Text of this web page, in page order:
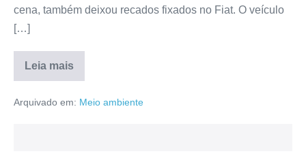
cena, também deixou recados fixados no Fiat. O veículo
[…]
Leia mais
Arquivado em: Meio ambiente